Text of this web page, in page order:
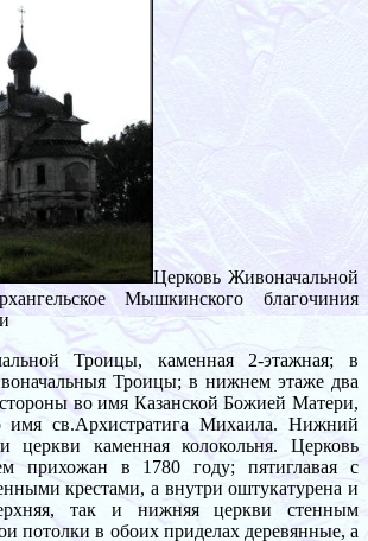
Церковь Живоначальной
Мышкинского благочиния
Троицы, каменная 2-этажная; в
Троицы; в нижнем этаже два
во имя Казанской Божией Матери,
имя св.Архистратига Михаила. Нижний
каменная колокольня. Церковь
прихожан в 1780 году; пятиглавая с
крестами, а внутри оштукатурена и
так и нижняя церкви стенным
потолки в обоих приделах деревянные, а